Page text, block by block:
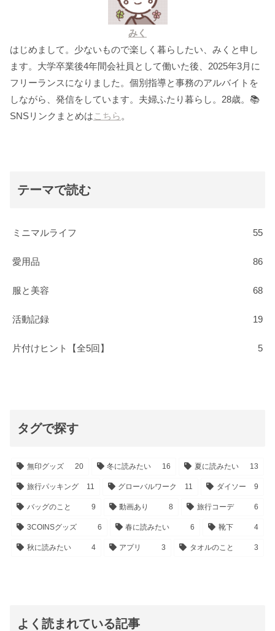
みく
はじめまして。少ないもので楽しく暮らしたい、みくと申し
ます。大学卒業後4年間会社員として働いた後、2025年3月に
フリーランスになりました。個別指導と事務のアルバイトを
しながら、発信をしています。夫婦ふたり暮らし。28歳。📚
SNSリンクまとめはこちら 。
テーマで読む
ミニマルライフ 55
愛用品 86
服と美容 68
活動記録 19
片付けヒント【全5回】 5
タグで探す
無印グッズ 20 冬に読みたい 16 夏に読みたい 13
旅行パッキング 11 グローバルワーク 11 ダイソー 9
バッグのこと 9 動画あり 8 旅行コーデ 6
3COINSグッズ 6 春に読みたい 6 靴下 4
秋に読みたい 4 アプリ 3 タオルのこと 3
よく読まれている記事